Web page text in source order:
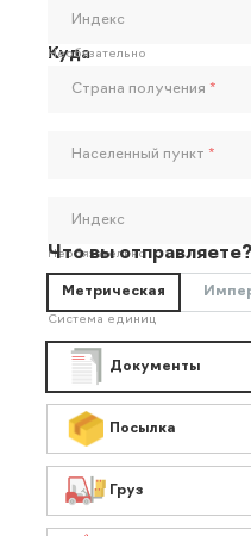
Индекс
Необязательно
Куда
Страна получения *
Населенный пункт *
Индекс
Необязательно
Что вы отправляете?
Метрическая
Система единиц
Документы
Посылка
Груз